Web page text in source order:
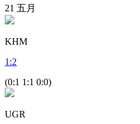
21 五月
KHM
1 :2
(0:1 1:1 0:0)
UGR